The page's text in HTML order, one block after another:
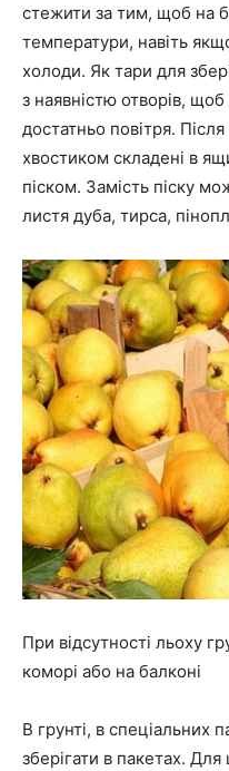
стежити за тим, щоб на
температури, навіть
холоди. Як тари для
з наявністю отворів,
достатньо повітря.
хвостиком складені в
піском. Замість піску
листя дуба, тирса,
При відсутності льоху
коморі або на балконі
В грунті, в спеціальних
зберігати в пакетах.